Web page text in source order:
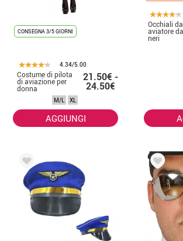
CONSEGNA 3/5 GIORNI
4.34/5.00
Costume di pilota
di aviazione per
donna
21.50€ -
24.50€
M/L XL
AGGIUNGI
Occhiali da
aviatore
neri